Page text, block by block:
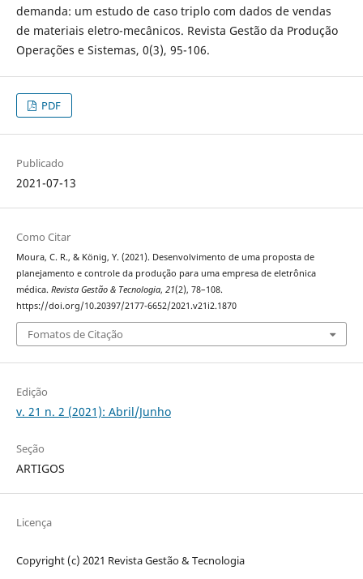
demanda: um estudo de caso triplo com dados de vendas
de materiais eletro-mecânicos. Revista Gestão da Produção
Operações e Sistemas, 0(3), 95-106.
PDF
Publicado
2021-07-13
Como Citar
Moura, C. R., & König, Y. (2021). Desenvolvimento de uma proposta de
planejamento e controle da produção para uma empresa de eletrônica
médica. Revista Gestão & Tecnologia, 21(2), 78–108.
https://doi.org/10.20397/2177-6652/2021.v21i2.1870
Fomatos de Citação
Edição
v. 21 n. 2 (2021): Abril/Junho
Seção
ARTIGOS
Licença
Copyright (c) 2021 Revista Gestão & Tecnologia